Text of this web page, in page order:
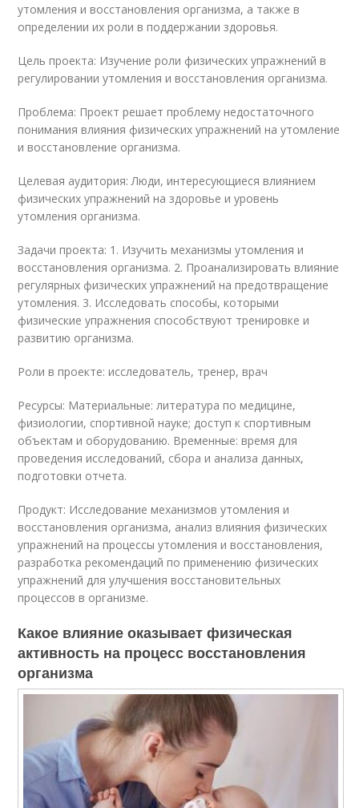
утомления и восстановления организма, а также в
определении их роли в поддержании здоровья.
Цель проекта: Изучение роли физических упражнений в
регулировании утомления и восстановления организма.
Проблема: Проект решает проблему недостаточного
понимания влияния физических упражнений на утомление
и восстановление организма.
Целевая аудитория: Люди, интересующиеся влиянием
физических упражнений на здоровье и уровень
утомления организма.
Задачи проекта: 1. Изучить механизмы утомления и
восстановления организма. 2. Проанализировать влияние
регулярных физических упражнений на предотвращение
утомления. 3. Исследовать способы, которыми
физические упражнения способствуют тренировке и
развитию организма.
Роли в проекте: исследователь, тренер, врач
Ресурсы: Материальные: литература по медицине,
физиологии, спортивной науке; доступ к спортивным
объектам и оборудованию. Временные: время для
проведения исследований, сбора и анализа данных,
подготовки отчета.
Продукт: Исследование механизмов утомления и
восстановления организма, анализ влияния физических
упражнений на процессы утомления и восстановления,
разработка рекомендаций по применению физических
упражнений для улучшения восстановительных
процессов в организме.
Какое влияние оказывает физическая
активность на процесс восстановления
организма